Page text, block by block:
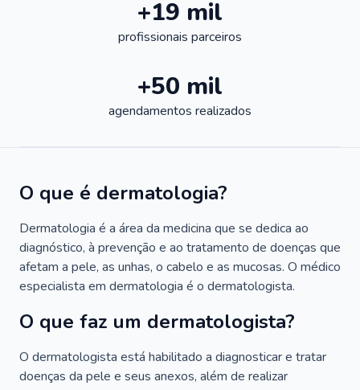
+19 mil
profissionais parceiros
+50 mil
agendamentos realizados
O que é dermatologia?
Dermatologia é a área da medicina que se dedica ao
diagnóstico, à prevenção e ao tratamento de doenças que
afetam a pele, as unhas, o cabelo e as mucosas. O médico
especialista em dermatologia é o dermatologista.
O que faz um dermatologista?
O dermatologista está habilitado a diagnosticar e tratar
doenças da pele e seus anexos, além de realizar